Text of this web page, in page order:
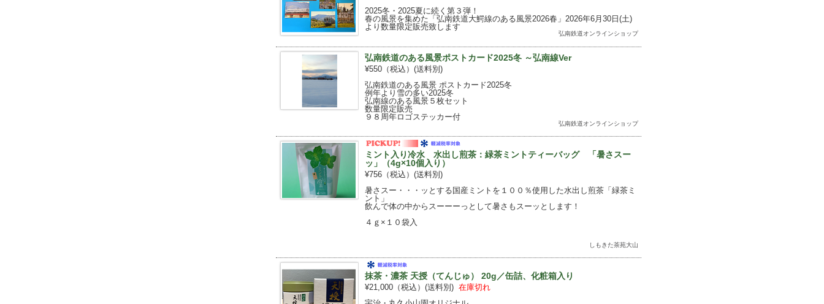
2025冬・2025夏に続く第３弾！
春の風景を集めた「弘南鉄道大鰐線のある風景2026春」2026年6月30日(土)
より数量限定販売致します
弘南鉄道オンラインショップ
弘南鉄道のある風景ポストカード2025冬 ～弘南線Ver
¥550（税込） (送料別)
弘南鉄道のある風景 ポストカード2025冬
例年より雪の多い2025冬
弘南線のある風景５枚セット
数量限定販売
９８周年ロゴステッカー付
弘南鉄道オンラインショップ
ミント入り冷水 水出し煎茶：緑茶ミントティーバッグ 「暑さスー
ッ」（4g×10個入り）
¥756（税込） (送料別)
暑さスー・・・ッとする国産ミントを１００％使用した水出し煎茶「緑茶ミ
ント」
飲んで体の中からスーーーっとして暑さもスーッとします！
４ｇ×１０袋入
しもきた茶苑大山
抹茶・濃茶 天授（てんじゅ） 20g／缶詰、化粧箱入り
¥21,000（税込） (送料別) 在庫切れ